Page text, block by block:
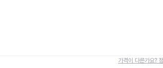
가격이 다른가요?